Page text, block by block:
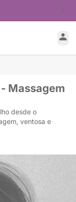
Massagem
desde o
ventosa e